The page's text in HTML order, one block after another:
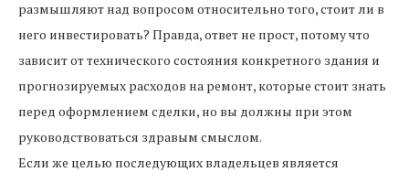
размышляют над вопросом относительно того, стоит ли в
него инвестировать? Правда, ответ не прост, потому что
зависит от технического состояния конкретного здания и
прогнозируемых расходов на ремонт, которые стоит знать
перед оформлением сделки, но вы должны при этом
руководствоваться здравым смыслом.
Если же целью последующих владельцев является